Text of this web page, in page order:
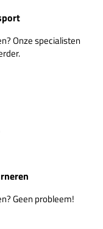
Onze specialisten
Geen probleem!